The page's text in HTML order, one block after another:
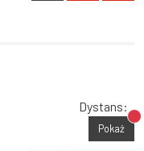
Dystans:
Pokaż